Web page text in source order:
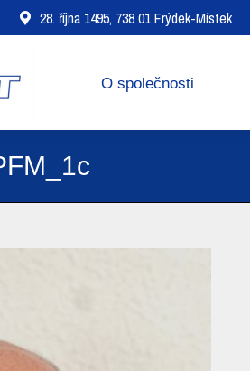
28. října 1495, 738 01 Frýdek-Místek
O společnosti
Oblasti působení